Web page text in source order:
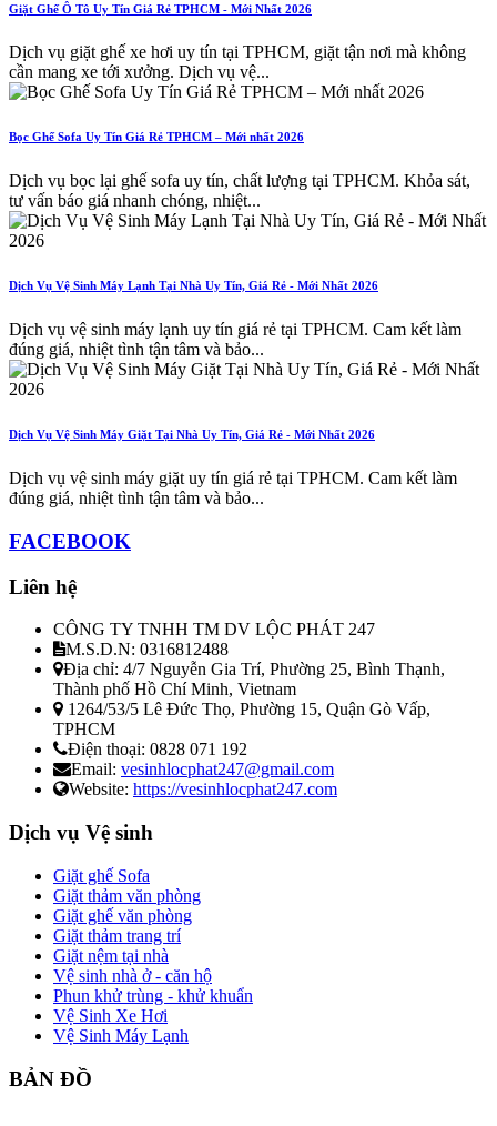
Giặt Ghế Ô Tô Uy Tín Giá Rẻ TPHCM - Mới Nhất 2026
Dịch vụ giặt ghế xe hơi uy tín tại TPHCM, giặt tận nơi mà không
cần mang xe tới xưởng. Dịch vụ vệ...
Bọc Ghế Sofa Uy Tín Giá Rẻ TPHCM – Mới nhất 2026
Dịch vụ bọc lại ghế sofa uy tín, chất lượng tại TPHCM. Khỏa sát,
tư vấn báo giá nhanh chóng, nhiệt...
Dịch Vụ Vệ Sinh Máy Lạnh Tại Nhà Uy Tín, Giá Rẻ - Mới Nhất 2026
Dịch vụ vệ sinh máy lạnh uy tín giá rẻ tại TPHCM. Cam kết làm
đúng giá, nhiệt tình tận tâm và bảo...
Dịch Vụ Vệ Sinh Máy Giặt Tại Nhà Uy Tín, Giá Rẻ - Mới Nhất 2026
Dịch vụ vệ sinh máy giặt uy tín giá rẻ tại TPHCM. Cam kết làm
đúng giá, nhiệt tình tận tâm và bảo...
FACEBOOK
Liên hệ
CÔNG TY TNHH TM DV LỘC PHÁT 247
M.S.D.N: 0316812488
Địa chỉ: 4/7 Nguyễn Gia Trí, Phường 25, Bình Thạnh,
Thành phố Hồ Chí Minh, Vietnam
1264/53/5 Lê Đức Thọ, Phường 15, Quận Gò Vấp,
TPHCM
Điện thoại: 0828 071 192
Email: vesinhlocphat247@gmail.com
Website: https://vesinhlocphat247.com
Dịch vụ Vệ sinh
Giặt ghế Sofa
Giặt thảm văn phòng
Giặt ghế văn phòng
Giặt thảm trang trí
Giặt nệm tại nhà
Vệ sinh nhà ở - căn hộ
Phun khử trùng - khử khuẩn
Vệ Sinh Xe Hơi
Vệ Sinh Máy Lạnh
BẢN ĐỒ